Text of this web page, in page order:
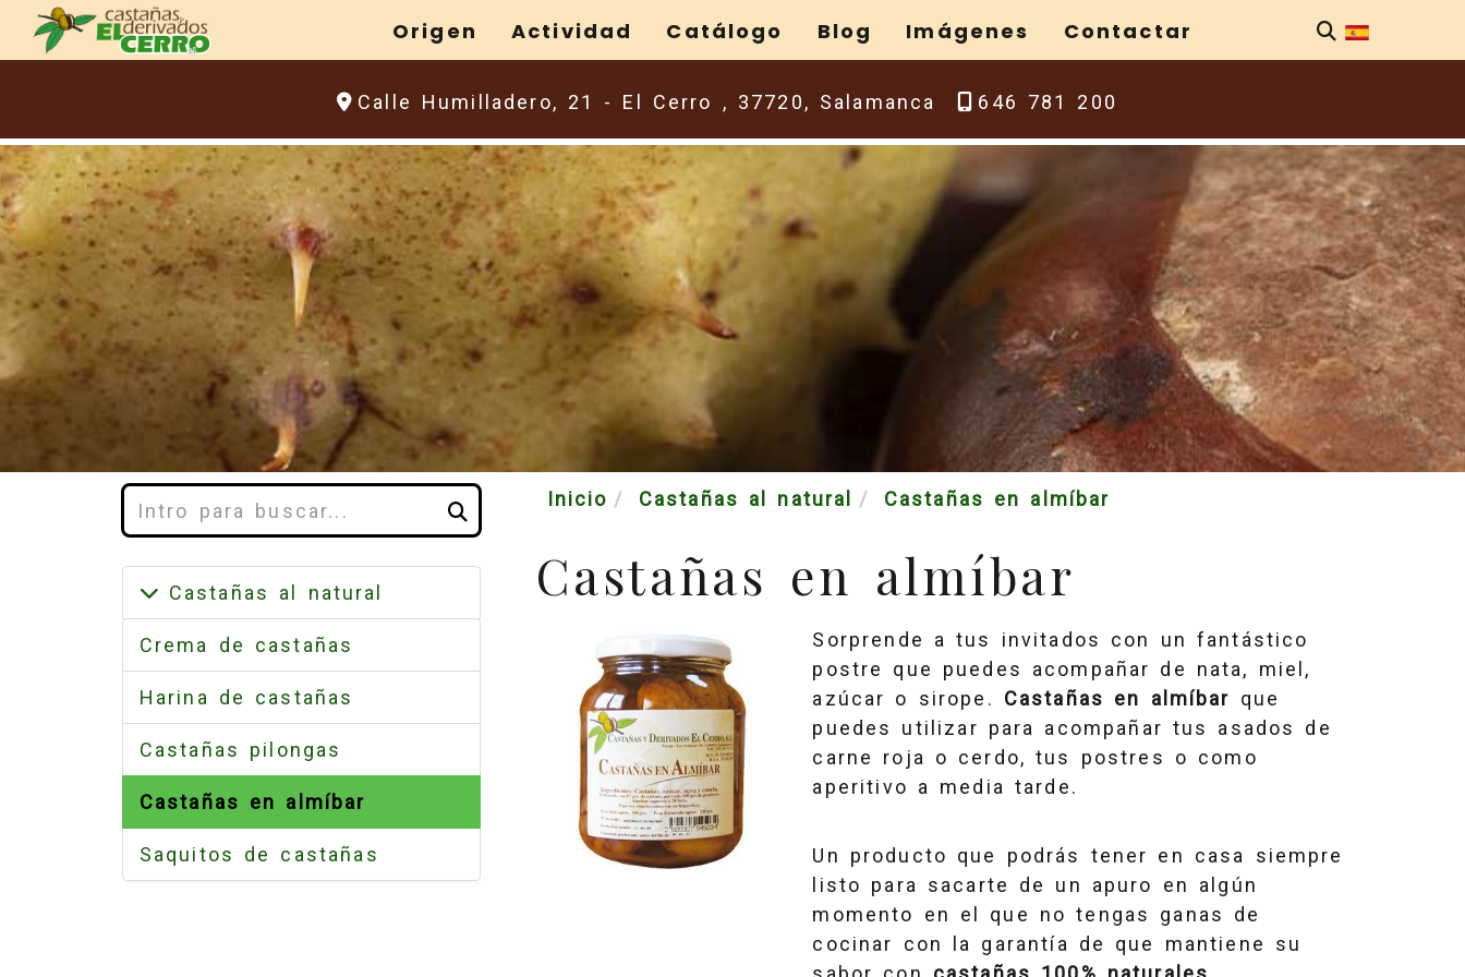
Origen Actividad Catálogo Blog Imágenes Contactar
Calle Humilladero, 21 - El Cerro , 37720, Salamanca 646 781 200
Buscar
Castañas al natural
Crema de castañas
Harina de castañas
Castañas pilongas
Castañas en almíbar
Saquitos de castañas
Inicio Castañas al natural Castañas en almíbar
Castañas en almíbar
Sorprende a tus invitados con un fantástico
postre que puedes acompañar de nata, miel,
azúcar o sirope. Castañas en almíbar que
puedes utilizar para acompañar tus asados de
carne roja o cerdo, tus postres o como
aperitivo a media tarde.
Un producto que podrás tener en casa siempre
listo para sacarte de un apuro en algún
momento en el que no tengas ganas de
cocinar con la garantía de que mantiene su